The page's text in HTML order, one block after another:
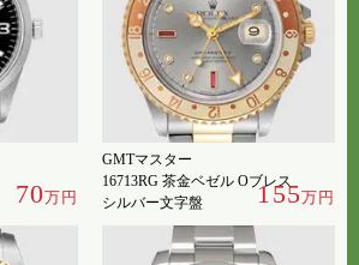
70万円
GMTマスター
16713RG 茶金ベゼル Oブレス
シルバー文字盤
155万円